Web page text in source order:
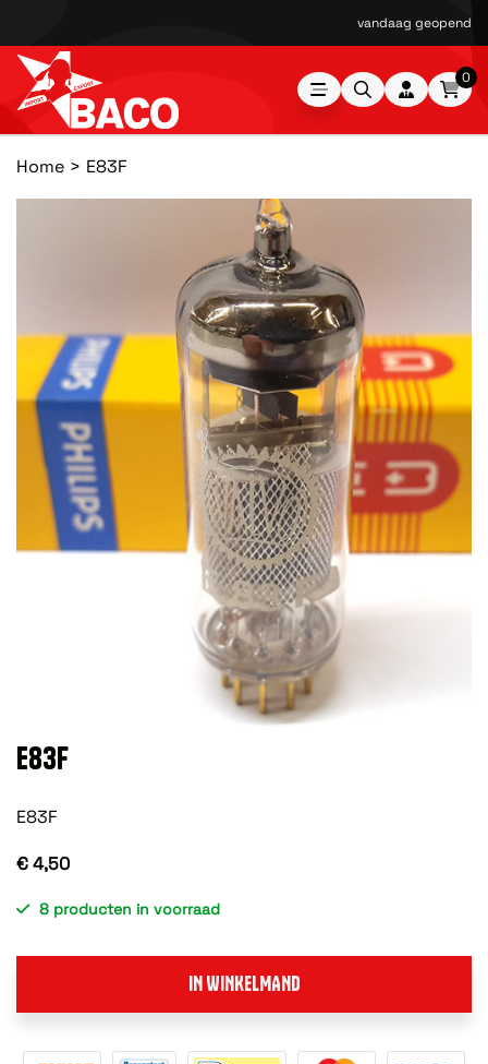
vandaag geopend
0
Home E83F
E83F
E83F
€ 4,50
8 producten in voorraad
IN WINKELMAND